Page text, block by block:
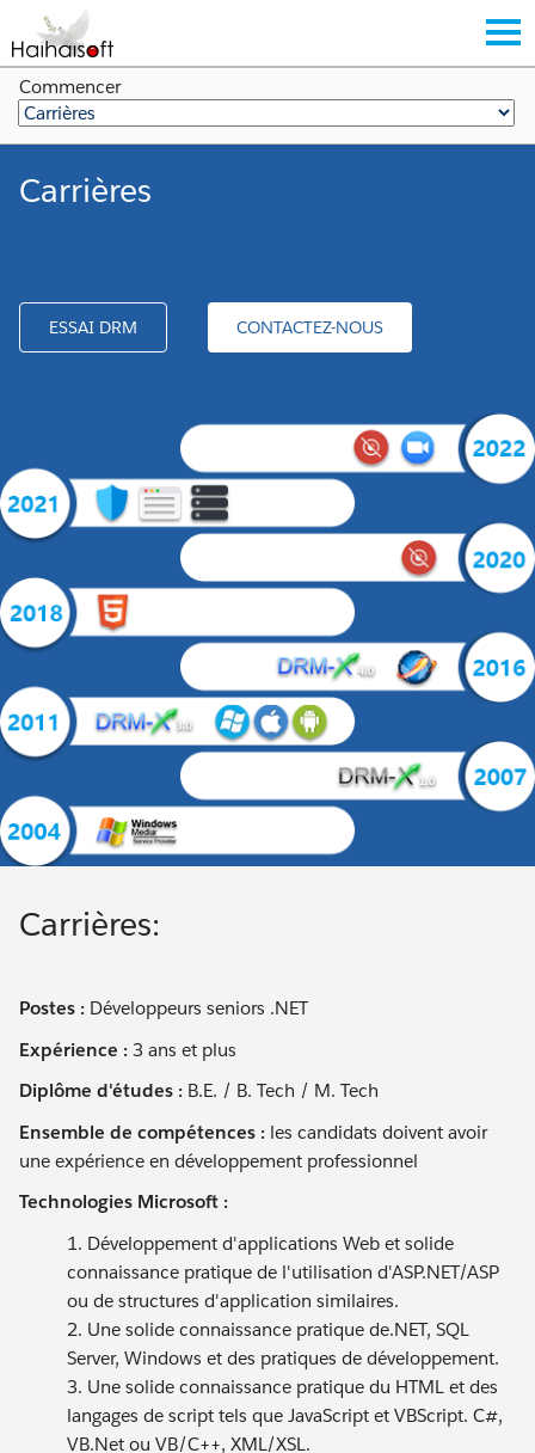
Commencer
Carrières
ESSAI DRM CONTACTEZ-NOUS
Carrières:
Postes : Développeurs seniors .NET
Expérience : 3 ans et plus
Diplôme d'études : B.E. / B. Tech / M. Tech
Ensemble de compétences : les candidats doivent avoir
une expérience en développement professionnel
Technologies Microsoft :
1. Développement d'applications Web et solide
connaissance pratique de l'utilisation d'ASP.NET/ASP
ou de structures d'application similaires.
2. Une solide connaissance pratique de.NET, SQL
Server, Windows et des pratiques de développement.
3. Une solide connaissance pratique du HTML et des
langages de script tels que JavaScript et VBScript. C#,
VB.Net ou VB/C++, XML/XSL.